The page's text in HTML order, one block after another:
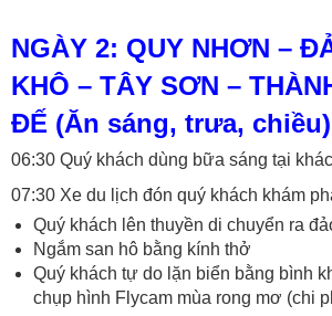
NGÀY 2: QUY NHƠN –
KHÔ – TÂY SƠN –
ĐẾ (Ăn sáng, trưa, chiều)
06:30 Quý khách dùng bữa sáng tại
07:30 Xe du lịch đón quý khách khám
Quý khách lên thuyền di chuyển ra
Ngắm san hô bằng kính thở
Quý khách tự do lặn biển bằng bình
chụp hình Flycam mùa rong mơ (chi